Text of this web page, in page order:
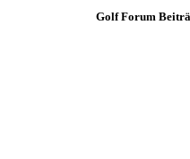
Golf Forum